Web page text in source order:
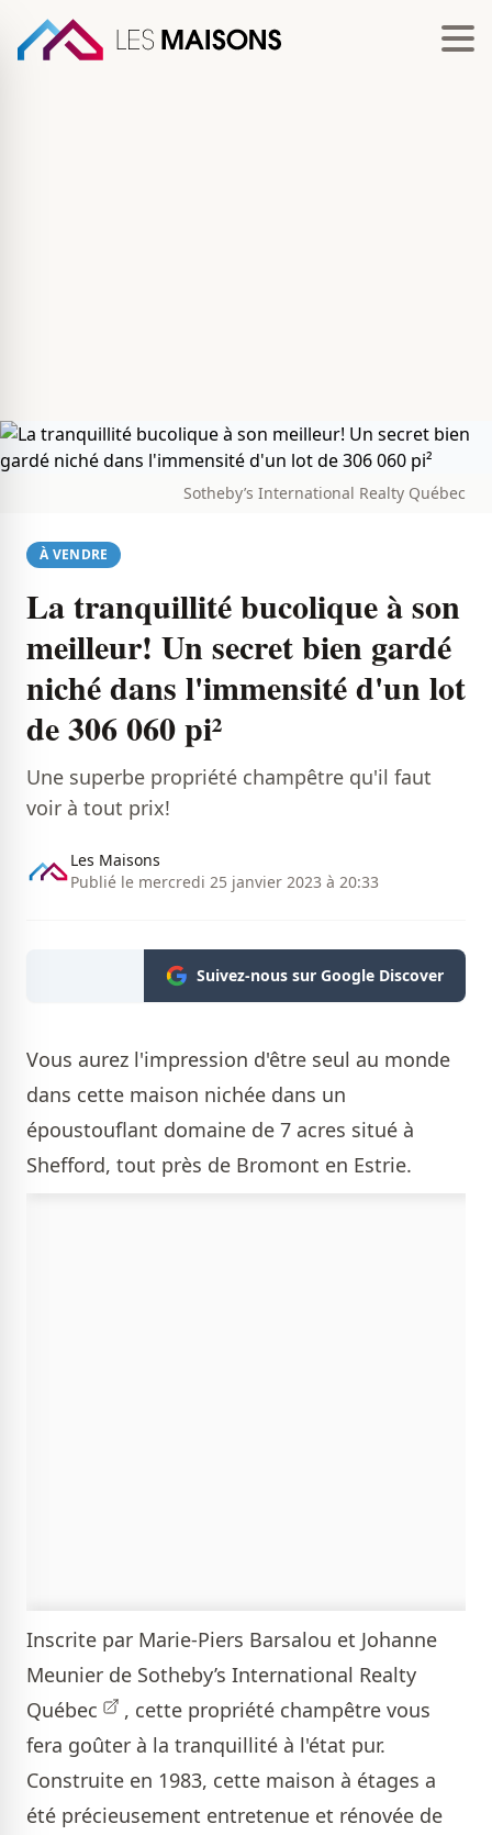
Sotheby’s International Realty Québec
À VENDRE
La tranquillité bucolique à son
meilleur! Un secret bien gardé
niché dans l'immensité d'un lot
de 306 060 pi²
Une superbe propriété champêtre qu'il faut
voir à tout prix!
Les Maisons
Publié le mercredi 25 janvier 2023 à 20:33
Suivez-nous sur Google Discover
Vous aurez l'impression d'être seul au monde
dans cette maison nichée dans un
époustouflant domaine de 7 acres situé à
Shefford, tout près de Bromont en Estrie.
Inscrite par Marie-Piers Barsalou et Johanne
Meunier de Sotheby’s International Realty
Québec
, cette propriété champêtre vous
fera goûter à la tranquillité à l'état pur.
Construite en 1983, cette maison à étages a
été précieusement entretenue et rénovée de